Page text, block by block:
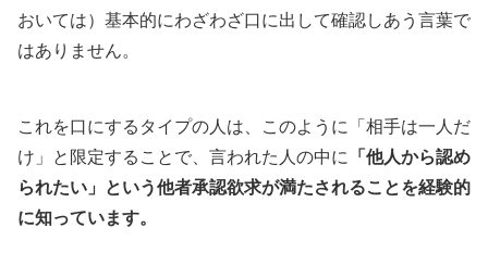
おいては）基本的にわざわざ口に出して確認しあう言葉で
はありません。
これを口にするタイプの人は、このように「相手は一人だ
け」と限定することで、言われた人の中に
「他人から認め
られたい」という他者承認欲求が満たされることを経験的
に知っています。